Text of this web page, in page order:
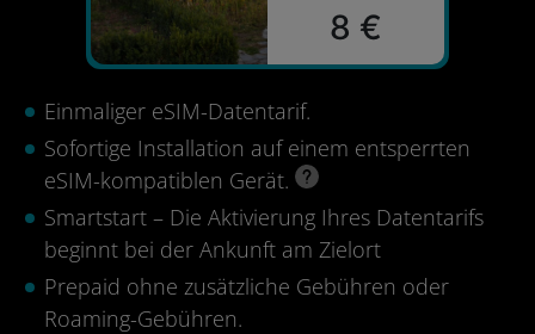
8 €
Einmaliger eSIM-Datentarif.
Sofortige Installation auf einem entsperrten
eSIM-kompatiblen Gerät.
Smartstart – Die Aktivierung Ihres Datentarifs
beginnt bei der Ankunft am Zielort
Prepaid ohne zusätzliche Gebühren oder
Roaming-Gebühren.